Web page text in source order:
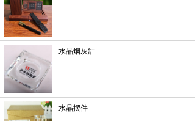
水晶烟灰缸
水晶摆件